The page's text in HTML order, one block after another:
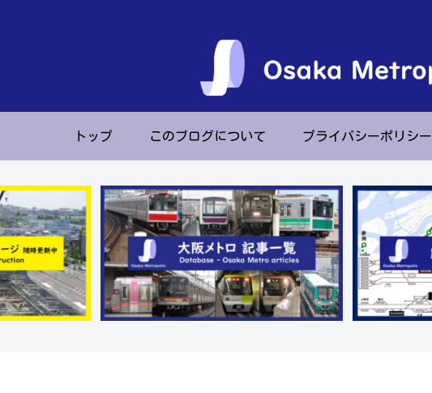
トップ このブログについて プライバシーポリシー